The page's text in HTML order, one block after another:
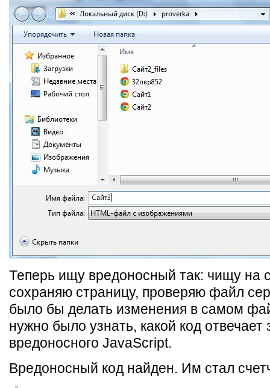
Теперь ищу вредоносный так: чищу на
сохраняю страницу, проверяю файл
было бы делать изменения в самом
нужно было узнать, какой код отвечает
вредоносного JavaScript.
Вредоносный код найден. Им стал